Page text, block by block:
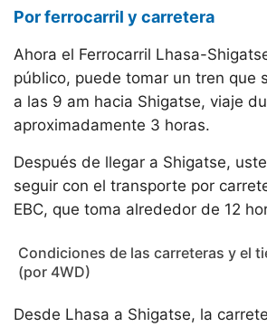
Por ferrocarril y carretera
Ahora el Ferrocarril Lhasa-
público, puede tomar un tren que
a las 9 am hacia Shigatse, viaje
aproximadamente 3 horas.
Después de llegar a Shigatse,
seguir con el transporte por
EBC, que toma alrededor de 12
Condiciones de las carreteras y el
(por 4WD)
Desde Lhasa a Shigatse, la